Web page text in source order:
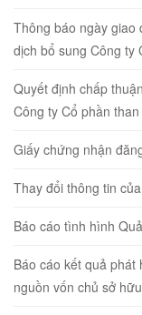
Thông báo ngày giao
dịch bổ sung Công ty
Quyết định chấp
Công ty Cổ phần
Giấy chứng nhận
Thay đổi thông tin
Báo cáo tình hình
Báo cáo kết quả
nguồn vốn chủ sở hữu